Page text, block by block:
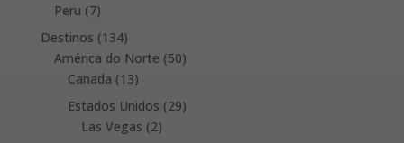
Peru 77
products
Destinos 134134
products
América do Norte 5050
Canada 1313
products
Estados Unidos 2929
Las Vegas 22